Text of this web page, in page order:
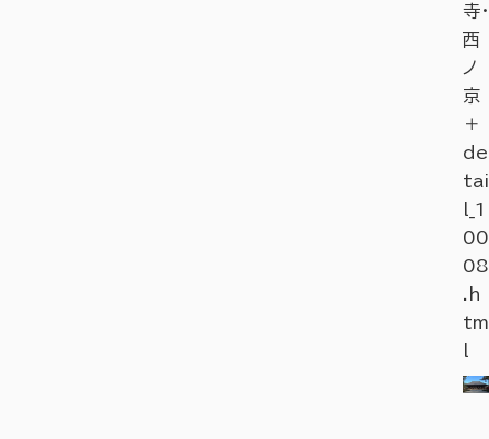
寺・
西
ノ
京
＋
de
tai
l_1
00
08
.h
tm